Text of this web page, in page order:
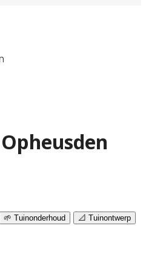
🌱 Tuinonderhoud 📐 Tuinontwerp